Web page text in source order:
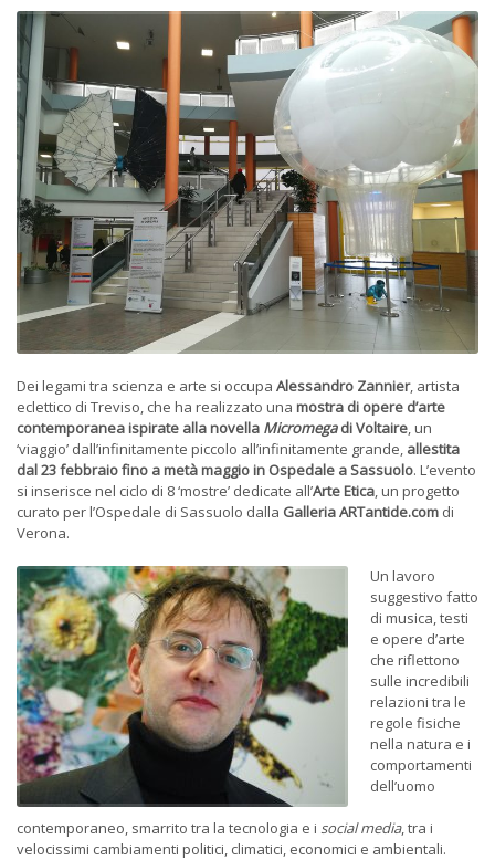
Dei legami tra scienza e arte si occupa Alessandro Zannier, artista
eclettico di Treviso, che ha realizzato una mostra di opere d’arte
contemporaneaispirate alla novella Micromegadi Voltaire, un
‘viaggio’ dall’infinitamente piccolo all’infinitamente grande, allestita
dal 23 febbraio fino a metà maggio in Ospedale a Sassuolo. L’evento
si inserisce nel ciclo di 8 ‘mostre’ dedicate all’Arte Etica, un progetto
curato per l’Ospedale di Sassuolo dalla Galleria ARTantide.com di
Verona.
Un lavoro
suggestivo fatto
di musica, testi
e opere d’arte
che riflettono
sulle incredibili
relazioni tra le
regole fisiche
nella natura e i
comportamenti
dell’uomo
contemporaneo, smarrito tra la tecnologia e i social media, tra i
velocissimi cambiamenti politici, climatici, economici e ambientali.